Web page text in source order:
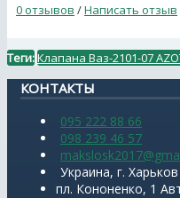
0 отзывов /Написать отзыв
Теги:Клапана Ваз-2101-07
КОНТАКТЫ
095 222 88 66
098 239 46 57
Украина, г. Харьков
пл. Кононенко, 1